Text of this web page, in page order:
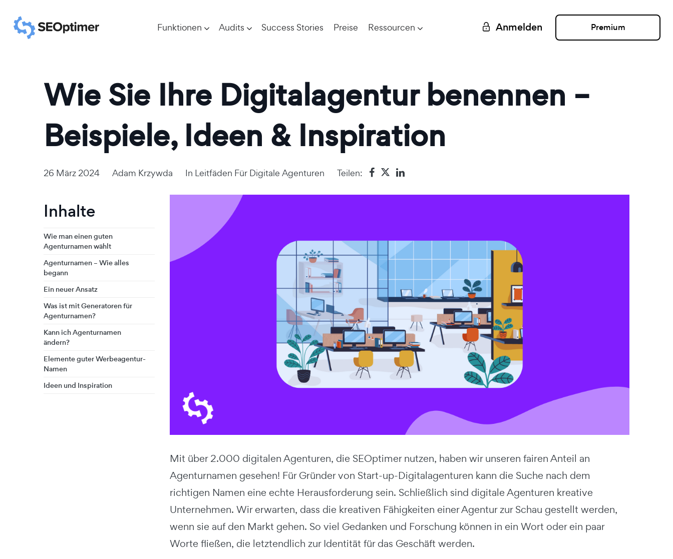
Funktionen Audits Success Stories Preise Ressourcen Anmelden Premium
Wie Sie Ihre Digitalagentur benennen –
Beispiele, Ideen & Inspiration
26 März 2024 Adam Krzywda In Leitfäden Für Digitale Agenturen Teilen:
Inhalte
Wie man einen guten
Agenturnamen wählt
Agenturnamen – Wie alles
begann
Ein neuer Ansatz
Was ist mit Generatoren für
Agenturnamen?
Kann ich Agenturnamen
ändern?
Elemente guter Werbeagentur-
Namen
Ideen und Inspiration
Mit über 2.000 digitalen Agenturen, die SEOptimer nutzen, haben wir unseren fairen Anteil an
Agenturnamen gesehen! Für Gründer von Start-up-Digitalagenturen kann die Suche nach dem
richtigen Namen eine echte Herausforderung sein. Schließlich sind digitale Agenturen kreative
Unternehmen. Wir erwarten, dass die kreativen Fähigkeiten einer Agentur zur Schau gestellt werden,
wenn sie auf den Markt gehen. So viel Gedanken und Forschung können in ein Wort oder ein paar
Worte fließen, die letztendlich zur Identität für das Geschäft werden.